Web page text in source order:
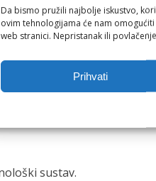
Da bismo pružili najbolje iskustvo,
ovim tehnologijama će nam
web stranici. Nepristanak ili
Prihvati
sustav.
bolesti.
i probiotika
kupusa i kefira
bakterija. Probiotici
sustav.